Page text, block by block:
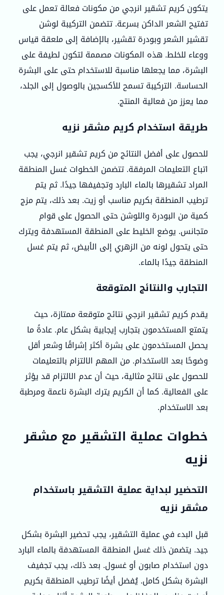
يتكون كريم تشقير انرجي من مكونات فعالة تعمل على
تفتيح الشعر الداكن بسرعة. تتضمن التركيبة لوشن
تقشير الشعر وبودرة تقشير، بالإضافة إلى ملعقة قياس
ووعاء للخلط. هذه المكونات مصممة لتكون لطيفة على
البشرة، مما يجعلها مناسبة للاستخدام حتى على البشرة
الحساسة. التركيبة تسمح للأكسجين بالوصول إلى الجلد،
مما يعزز من فعالية المنتج.
طريقة استخدام كريم مشقر نزيه
للحصول على أفضل النتائج من كريم تشقير انرجي، يجب
اتباع التعليمات المرفقة. تتضمن الخطوات غسل المنطقة
المراد تشقيرها بالماء البارد وتجفيفها جيدًا. ثم يتم
ترطيب المنطقة بكريم مناسب أو زيت. بعد ذلك، يتم مزج
كمية من البودرة واللوشن حتى الحصول على قوام
متجانس. يوضع الخليط على المنطقة المستهدفة ويترك
حتى يتحول لونه من الزهري إلى الأبيض، ثم يتم غسل
المنطقة جيدًا بالماء.
التجارب والنتائج المتوقعة
يقدم كريم تشقير انرجي نتائج متوقعة ممتازة، حيث
يتمتع المستخدمون بتجارب إيجابية بشكل عام. عادةً ما
يحصل المستخدمون على بشرة أكثر إشراقًا وشعر أقل
وضوحًا بعد الاستخدام. من المهم الالتزام بالتعليمات
للحصول على نتائج مثالية، حيث أن عدم الالتزام قد يؤثر
على الفعالية. كما أن الكريم يترك البشرة ناعمة ومرطبة
بعد الاستخدام.
خطوات عملية التشقير مع مشقر
نزيه
التحضير لبداية عملية التشقير باستخدام
مشقر نزيه
قبل البدء في عملية التشقير، يجب تحضير البشرة بشكل
جيد. يتضمن ذلك غسل المنطقة المستهدفة بالماء البارد
دون استخدام صابون أو غسول. بعد ذلك، يجب تجفيف
البشرة بشكل كامل. يُفضل أيضًا ترطيب المنطقة بكريم